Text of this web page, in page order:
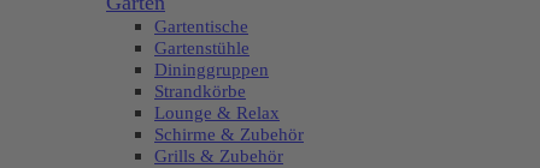
Gartentische
Gartenstühle
Dininggruppen
Strandkörbe
Lounge & Relax
Schirme & Zubehör
Grills & Zubehör